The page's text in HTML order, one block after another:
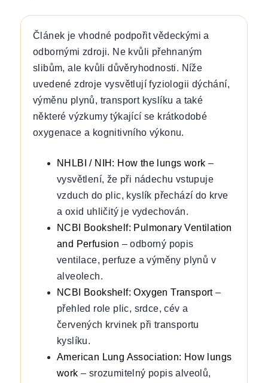
Článek je vhodné podpořit vědeckými a
odbornými zdroji. Ne kvůli přehnaným
slibům, ale kvůli důvěryhodnosti. Níže
uvedené zdroje vysvětlují fyziologii dýchání,
výměnu plynů, transport kyslíku a také
některé výzkumy týkající se krátkodobé
oxygenace a kognitivního výkonu.
NHLBI / NIH: How the lungs work –
vysvětlení, že při nádechu vstupuje
vzduch do plic, kyslík přechází do krve
a oxid uhličitý je vydechován.
NCBI Bookshelf: Pulmonary Ventilation
and Perfusion – odborný popis
ventilace, perfuze a výměny plynů v
alveolech.
NCBI Bookshelf: Oxygen Transport–
přehled role plic, srdce, cév a
červených krvinek při transportu
kyslíku.
American Lung Association: How lungs
work – srozumitelný popis alveolů,